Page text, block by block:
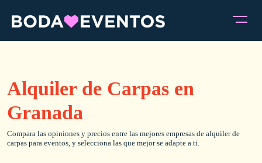
Alquiler de Carpas en
Granada
Compara las opiniones y precios entre las mejores empresas de alquiler de
carpas para eventos, y selecciona las que mejor se adapte a ti.